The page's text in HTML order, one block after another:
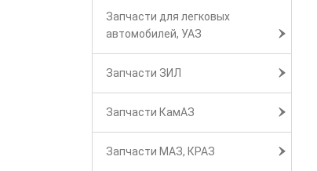
Запчасти для легковых
автомобилей, УАЗ
Запчасти ЗИЛ
Запчасти КамАЗ
Запчасти МАЗ, КРАЗ